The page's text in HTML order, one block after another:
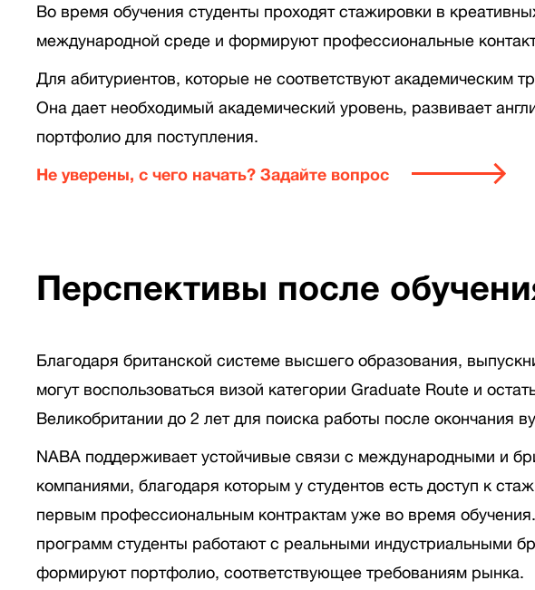
Во время обучения студенты проходят стажировки в
международной среде и формируют профессиональные
Для абитуриентов, которые не соответствуют академическим
Она дает необходимый академический уровень, развивает
портфолио для поступления.
Не уверены, с чего начать? Задайте вопрос
Перспективы после
Благодаря британской системе высшего образования,
могут воспользоваться визой категории Graduate Route и
Великобритании до 2 лет для поиска работы после окончания
NABA поддерживает устойчивые связи с международными и
компаниями, благодаря которым у студентов есть доступ к
первым профессиональным контрактам уже во время
программ студенты работают с реальными индустриальными
формируют портфолио, соответствующее требованиям рынка.